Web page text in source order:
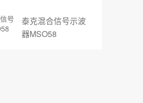
泰克混合信号示波
器MSO58